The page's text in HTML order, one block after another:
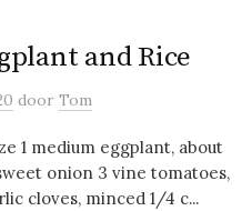
and Rice
door Tom
1 medium eggplant, about
onion 3 vine tomatoes,
cloves, minced 1/4 c...